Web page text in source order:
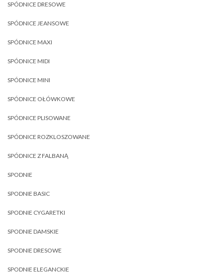
SPÓDNICE DRESOWE
SPÓDNICE JEANSOWE
SPÓDNICE MAXI
SPÓDNICE MIDI
SPÓDNICE MINI
SPÓDNICE OŁÓWKOWE
SPÓDNICE PLISOWANE
SPÓDNICE ROZKLOSZOWANE
SPÓDNICE Z FALBANĄ
SPODNIE
SPODNIE BASIC
SPODNIE CYGARETKI
SPODNIE DAMSKIE
SPODNIE DRESOWE
SPODNIE ELEGANCKIE